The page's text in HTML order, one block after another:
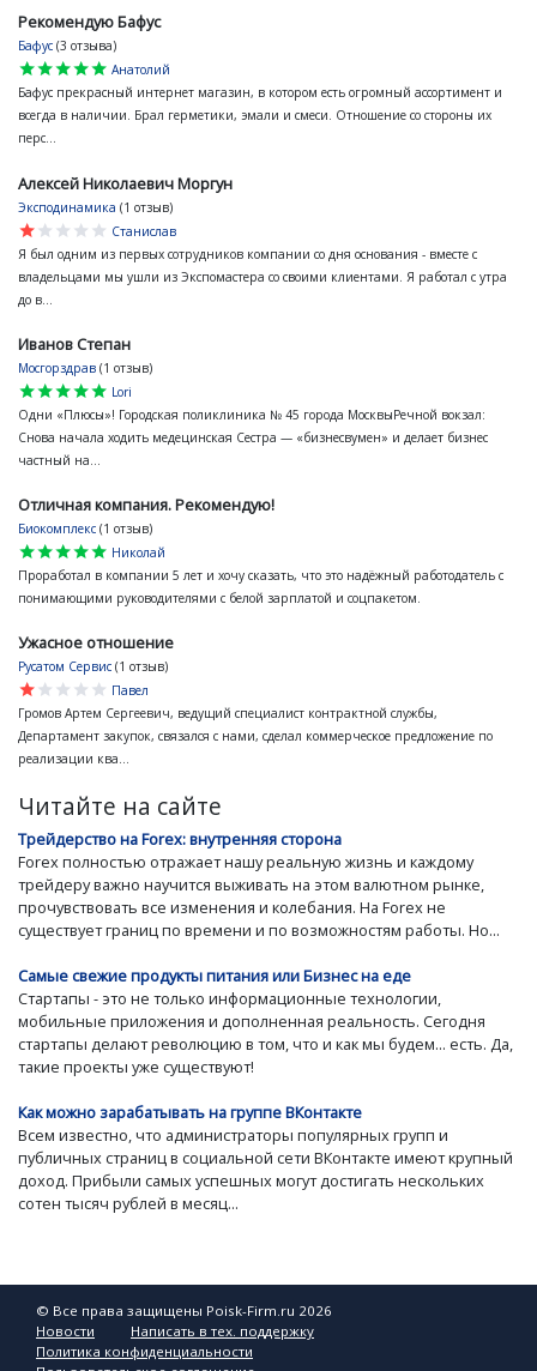
Рекомендую Бафус
Бафус (3 отзыва)
star
star
star
star
star
Анатолий
Бафус прекрасный интернет магазин, в котором есть огромный ассортимент и
всегда в наличии. Брал герметики, эмали и смеси. Отношение со стороны их
перс...
Алексей Николаевич Моргун
Эксподинамика (1 отзыв)
star
star
star
star
star
Станислав
Я был одним из первых сотрудников компании со дня основания - вместе с
владельцами мы ушли из Экспомастера со своими клиентами. Я работал с утра
до в...
Иванов Степан
Мосгорздрав (1 отзыв)
star
star
star
star
star
Lori
Одни «Плюсы»! Городская поликлиника № 45 города МосквыРечной вокзал:
Снова начала ходить медецинская Сестра — «бизнесвумен» и делает бизнес
частный на...
Отличная компания. Рекомендую!
Биокомплекс (1 отзыв)
star
star
star
star
star
Николай
Проработал в компании 5 лет и хочу сказать, что это надёжный работодатель с
понимающими руководителями с белой зарплатой и соцпакетом.
Ужасное отношение
Русатом Сервис (1 отзыв)
star
star
star
star
star
Павел
Громов Артем Сергеевич, ведущий специалист контрактной службы,
Департамент закупок, связался с нами, сделал коммерческое предложение по
реализации ква...
Читайте на сайте
Трейдерство на Forex: внутренняя сторона
Forex полностью отражает нашу реальную жизнь и каждому
трейдеру важно научится выживать на этом валютном рынке,
прочувствовать все изменения и колебания. На Forex не
существует границ по времени и по возможностям работы. Но...
Самые свежие продукты питания или Бизнес на еде
Стартапы - это не только информационные технологии,
мобильные приложения и дополненная реальность. Сегодня
стартапы делают революцию в том, что и как мы будем... есть. Да,
такие проекты уже существуют!
Как можно зарабатывать на группе ВКонтакте
Всем известно, что администраторы популярных групп и
публичных страниц в социальной сети ВКонтакте имеют крупный
доход. Прибыли самых успешных могут достигать нескольких
сотен тысяч рублей в месяц...
© Все права защищены Poisk-Firm.ru 2026
Новости
Написать в тех. поддержку
Политика конфиденциальности